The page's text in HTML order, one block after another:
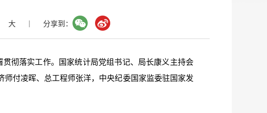
大 | 分享到：
彻落实工作。国家统计局党组书记、局长康义主持会
付凌晖、总工程师张洋，中央纪委国家监委驻国家发